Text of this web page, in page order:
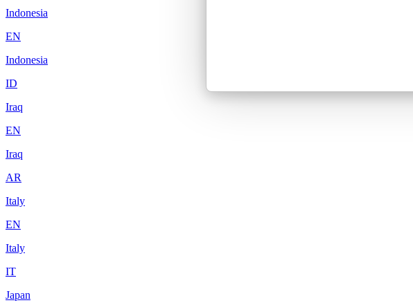
Indonesia
EN
Indonesia
ID
Iraq
EN
Iraq
AR
Italy
EN
Italy
IT
Japan